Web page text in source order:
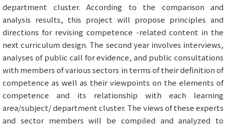
department cluster. According to the comparison and
analysis results, this project will propose principles and
directions for revising competence -related content in the
next curriculum design. The second year involves interviews,
analyses of public call for evidence, and public consultations
with members of various sectors in terms of their definition of
competence as well as their viewpoints on the elements of
competence and its relationship with each learning
area/subject/ department cluster. The views of these experts
and sector members will be compiled and analyzed to